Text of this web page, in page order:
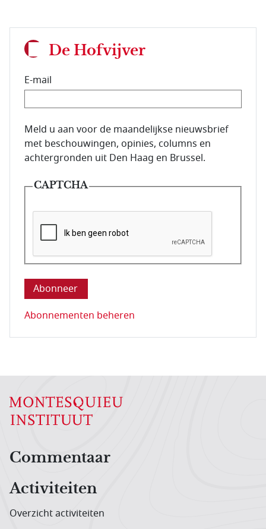
De Hofvijver
E-mail
E-mailadres van de abonnee.
Meld u aan voor de maandelijkse nieuwsbrief
met beschouwingen, opinies, columns en
achtergronden uit Den Haag en Brussel.
CAPTCHA
Deze vraag is om te controleren dat u een mens
Abonnementen beheren
Hoofdnavigatiemenu
Commentaar
Activiteiten
Overzicht activiteiten